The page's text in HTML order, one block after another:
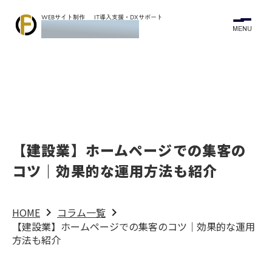
WEBサイト制作 IT導入支援・DXサポート
Flow Design ASBL MENU
【建設業】ホームページでの集客の
コツ｜効果的な運用方法も紹介
HOME keyboard_arrow_right コラム一覧 keyboard_arrow_right
【建設業】ホームページでの集客のコツ｜効果的な運用
方法も紹介